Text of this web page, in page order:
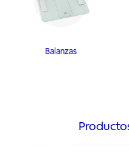
Balanzas